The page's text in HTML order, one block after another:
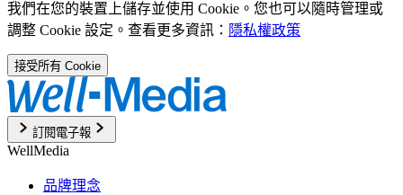
我們在您的裝置上儲存並使用 Cookie。您也可以隨時管理或
調整 Cookie 設定。查看更多資訊： 隱私權政策
接受所有 Cookie
訂閱電子報
WellMedia
品牌理念